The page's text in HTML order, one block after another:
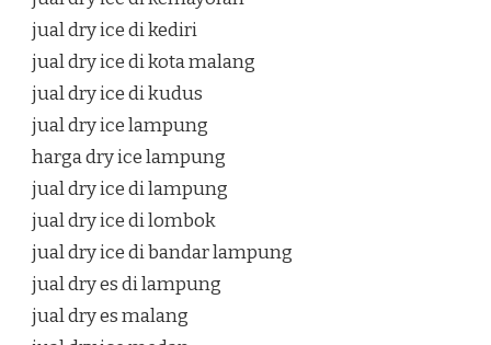
jual dry ice di kediri
jual dry ice di kota malang
jual dry ice di kudus
jual dry ice lampung
harga dry ice lampung
jual dry ice di lampung
jual dry ice di lombok
jual dry ice di bandar lampung
jual dry es di lampung
jual dry es malang